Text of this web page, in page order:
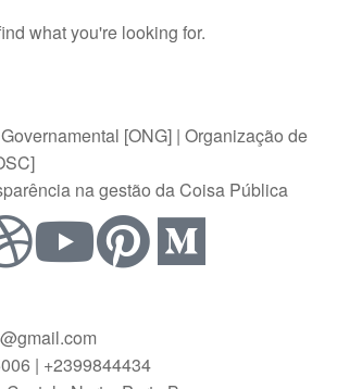
what you're looking for.
[ONG] | Organização de
na gestão da Coisa Pública
| +2399844434